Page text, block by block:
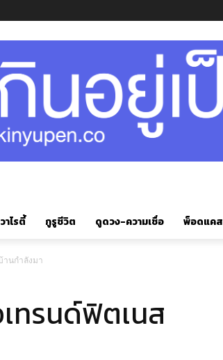
วาไรตี้ กูรูชีวิต ดูดวง-ความเชื่อ พ็อดแคส
านกำลังมา
ทรนด์ฟิตเนส